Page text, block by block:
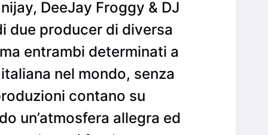
DeeJay Froggy & DJ
due producer di diversa
entrambi determinati a
nel mondo, senza
contano su
un’atmosfera allegra ed